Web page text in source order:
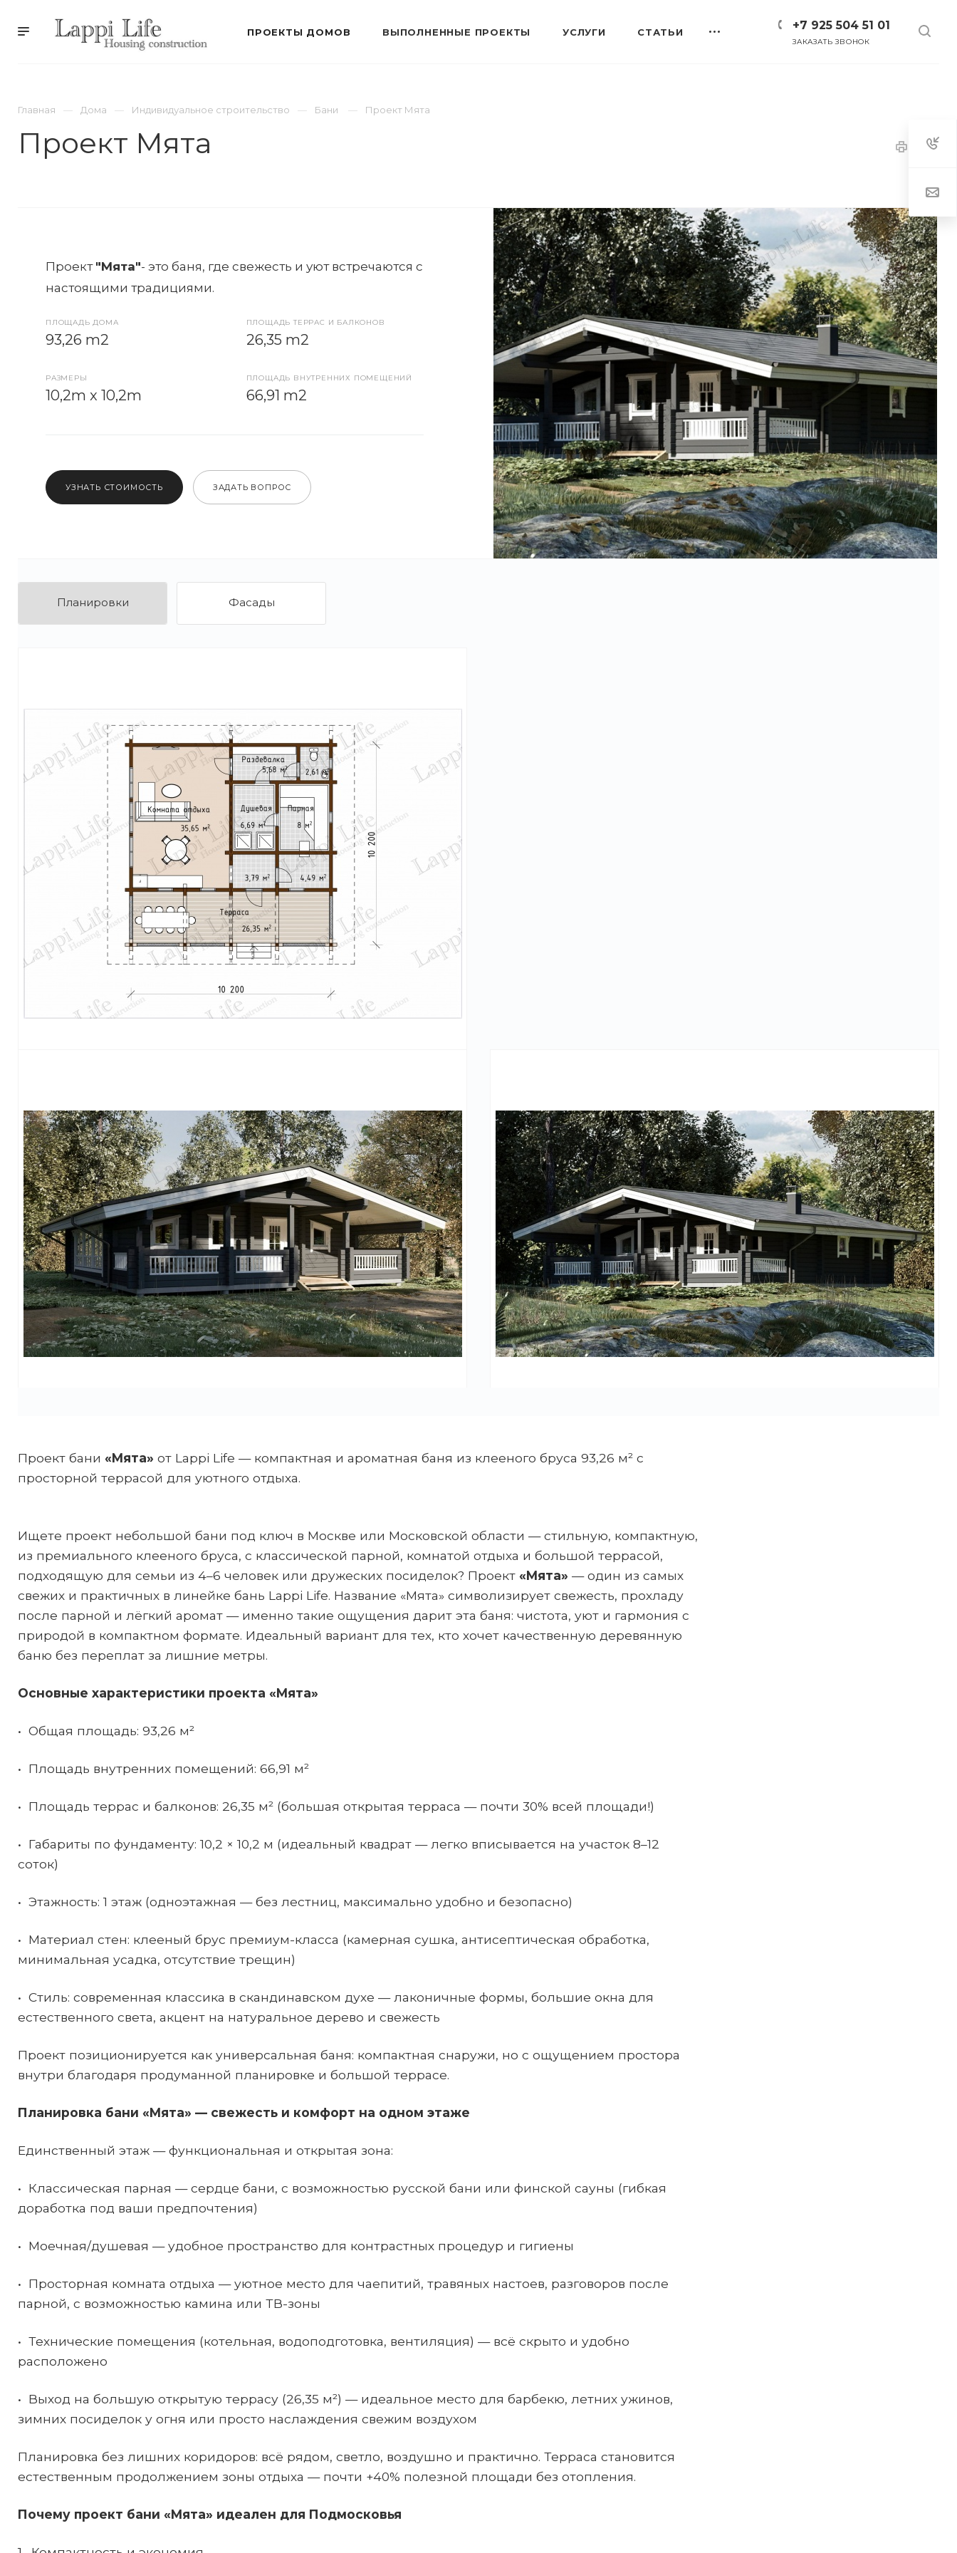
+7 925 504 51 01
ЗАКАЗАТЬ ЗВОНОК
ПРОЕКТЫ ДОМОВ ВЫПОЛНЕННЫЕ ПРОЕКТЫ УСЛУГИ СТАТЬИ
Главная Дома Индивидуальное строительство Бани Проект Мята
Проект Мята
Проект "Мята"- это баня, где свежесть и уют встречаются с
настоящими традициями.
ПЛОЩАДЬ ДОМА
93,26 m2
ПЛОЩАДЬ ТЕРРАС И БАЛКОНОВ
26,35 m2
РАЗМЕРЫ
10,2m x 10,2m
ПЛОЩАДЬ ВНУТРЕННИХ ПОМЕЩЕНИЙ
66,91 m2
УЗНАТЬ СТОИМОСТЬ ЗАДАТЬ ВОПРОС
Планировки Фасады
Проект бани «Мята» от Lappi Life — компактная и ароматная баня из клееного бруса 93,26 м² с
просторной террасой для уютного отдыха.
Ищете проект небольшой бани под ключ в Москве или Московской области — стильную, компактную,
из премиального клееного бруса, с классической парной, комнатой отдыха и большой террасой,
подходящую для семьи из 4–6 человек или дружеских посиделок? Проект «Мята» — один из самых
свежих и практичных в линейке бань Lappi Life. Название «Мята» символизирует свежесть, прохладу
после парной и лёгкий аромат — именно такие ощущения дарит эта баня: чистота, уют и гармония с
природой в компактном формате. Идеальный вариант для тех, кто хочет качественную деревянную
баню без переплат за лишние метры.
Основные характеристики проекта «Мята»
• Общая площадь: 93,26 м²
• Площадь внутренних помещений: 66,91 м²
• Площадь террас и балконов: 26,35 м² (большая открытая терраса — почти 30% всей площади!)
• Габариты по фундаменту: 10,2 × 10,2 м (идеальный квадрат — легко вписывается на участок 8–12
соток)
• Этажность: 1 этаж (одноэтажная — без лестниц, максимально удобно и безопасно)
• Материал стен: клееный брус премиум-класса (камерная сушка, антисептическая обработка,
минимальная усадка, отсутствие трещин)
• Стиль: современная классика в скандинавском духе — лаконичные формы, большие окна для
естественного света, акцент на натуральное дерево и свежесть
Проект позиционируется как универсальная баня: компактная снаружи, но с ощущением простора
внутри благодаря продуманной планировке и большой террасе.
Планировка бани «Мята» — свежесть и комфорт на одном этаже
Единственный этаж — функциональная и открытая зона:
• Классическая парная — сердце бани, с возможностью русской бани или финской сауны (гибкая
доработка под ваши предпочтения)
• Моечная/душевая — удобное пространство для контрастных процедур и гигиены
• Просторная комната отдыха — уютное место для чаепитий, травяных настоев, разговоров после
парной, с возможностью камина или ТВ-зоны
• Технические помещения (котельная, водоподготовка, вентиляция) — всё скрыто и удобно
расположено
• Выход на большую открытую террасу (26,35 м²) — идеальное место для барбекю, летних ужинов,
зимних посиделок у огня или просто наслаждения свежим воздухом
Планировка без лишних коридоров: всё рядом, светло, воздушно и практично. Терраса становится
естественным продолжением зоны отдыха — почти +40% полезной площади без отопления.
Почему проект бани «Мята» идеален для Подмосковья